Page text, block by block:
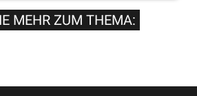
MEHR ZUM THEMA: